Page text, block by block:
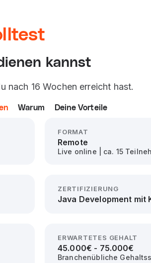
kannst
nach 16 Wochen erreicht hast.
Warum Deine Vorteile
FORMAT
Remote
Live online | ca. 15
ZERTIFIZIERUNG
Java Development mit
ERWARTETES GEHALT
45.000€ - 75.000€
Branchenübliche